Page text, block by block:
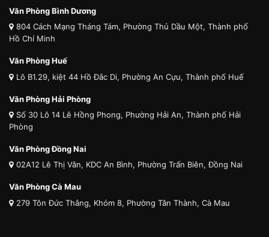
Văn Phòng Bình Dương
804 Cách Mạng Tháng Tám, Phường Thủ Dầu Một, Thành phố
Hồ Chí Minh
Văn Phòng Huế
Lô B1.29, kiệt 44 Hồ Đắc Di, Phường An Cựu, Thành phố Huế
Văn Phòng Hải Phòng
Số 30 Lô 14 Lê Hồng Phong, Phường Hải An, Thành phố Hải
Phòng
Văn Phòng Đồng Nai
02A12 Lê Thị Vân, KDC An Bình, Phường Trấn Biên, Đồng Nai
Văn Phòng Cà Mau
279 Tôn Đức Thắng, Khóm 8, Phường Tân Thành, Cà Mau